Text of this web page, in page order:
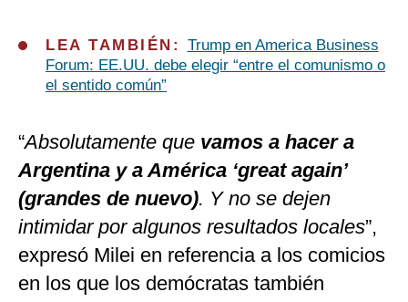
LEA TAMBIÉN: Trump en America Business
Forum: EE.UU. debe elegir “entre el comunismo o
el sentido común”
“Absolutamente que vamos a hacer a
Argentina y a América ‘great again’
(grandes de nuevo). Y no se dejen
intimidar por algunos resultados locales”,
expresó Milei en referencia a los comicios
en los que los demócratas también